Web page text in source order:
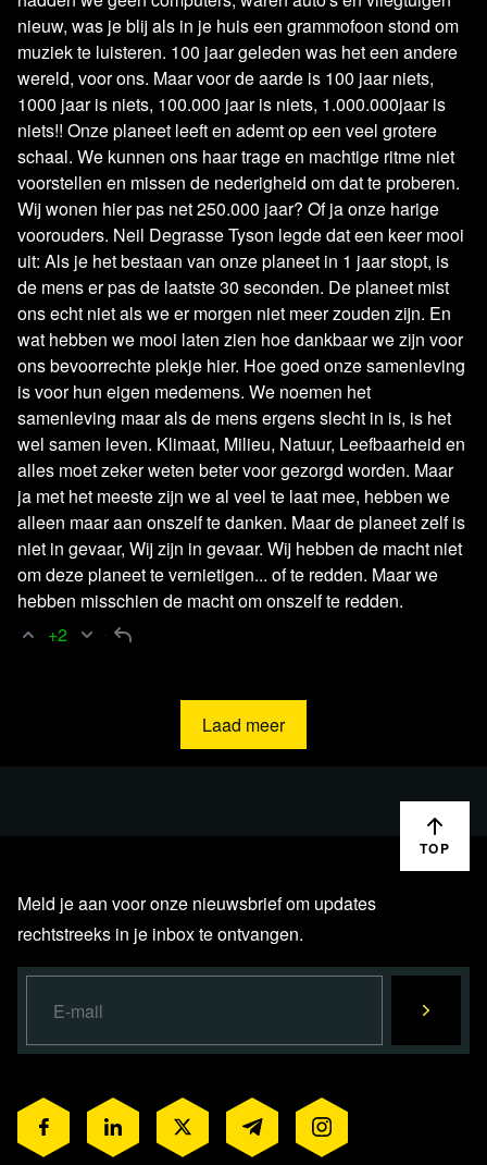
nieuw, was je blij als in je huis een grammofoon stond om
muziek te luisteren. 100 jaar geleden was het een andere
wereld, voor ons. Maar voor de aarde is 100 jaar niets,
1000 jaar is niets, 100.000 jaar is niets, 1.000.000jaar is
niets!! Onze planeet leeft en ademt op een veel grotere
schaal. We kunnen ons haar trage en machtige ritme niet
voorstellen en missen de nederigheid om dat te proberen.
Wij wonen hier pas net 250.000 jaar? Of ja onze harige
voorouders. Neil Degrasse Tyson legde dat een keer mooi
uit: Als je het bestaan van onze planeet in 1 jaar stopt, is
de mens er pas de laatste 30 seconden. De planeet mist
ons echt niet als we er morgen niet meer zouden zijn. En
wat hebben we mooi laten zien hoe dankbaar we zijn voor
ons bevoorrechte plekje hier. Hoe goed onze samenleving
is voor hun eigen medemens. We noemen het
samenleving maar als de mens ergens slecht in is, is het
wel samen leven. Klimaat, Milieu, Natuur, Leefbaarheid en
alles moet zeker weten beter voor gezorgd worden. Maar
ja met het meeste zijn we al veel te laat mee, hebben we
alleen maar aan onszelf te danken. Maar de planeet zelf is
niet in gevaar, Wij zijn in gevaar. Wij hebben de macht niet
om deze planeet te vernietigen... of te redden. Maar we
hebben misschien de macht om onszelf te redden.
+2
Laad meer
TOP
Meld je aan voor onze nieuwsbrief om updates
rechtstreeks in je inbox te ontvangen.